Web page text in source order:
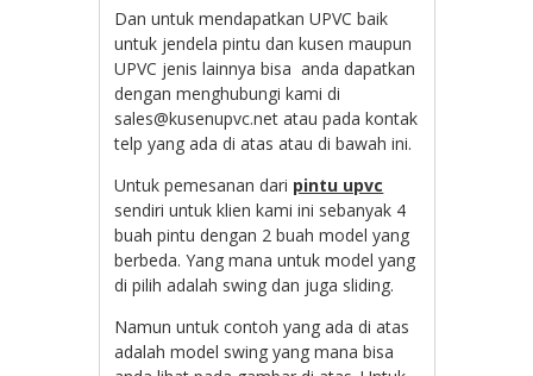
Dan untuk mendapatkan UPVC baik
untuk jendela pintu dan kusen maupun
UPVC jenis lainnya bisa anda dapatkan
dengan menghubungi kami di
sales@kusenupvc.net atau pada kontak
telp yang ada di atas atau di bawah ini.
Untuk pemesanan dari pintu upvc
sendiri untuk klien kami ini sebanyak 4
buah pintu dengan 2 buah model yang
berbeda. Yang mana untuk model yang
di pilih adalah swing dan juga sliding.
Namun untuk contoh yang ada di atas
adalah model swing yang mana bisa